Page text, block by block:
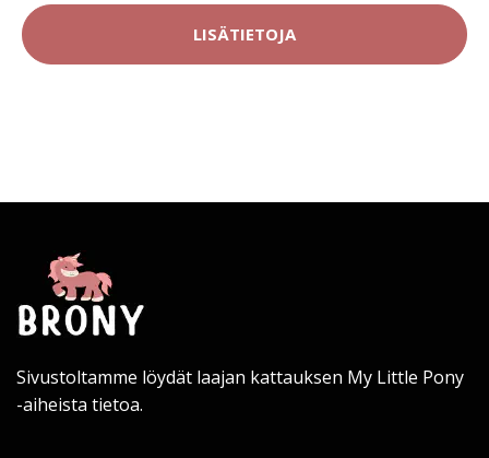
LISÄTIETOJA
Sivustoltamme löydät laajan kattauksen My Little Pony
-aiheista tietoa.